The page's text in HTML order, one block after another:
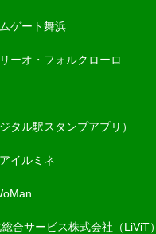
ゲート舞浜
ーオ・フォルクローロ
タル駅スタンプアプリ）
イルミネ
合サービス株式会社（LiViT）